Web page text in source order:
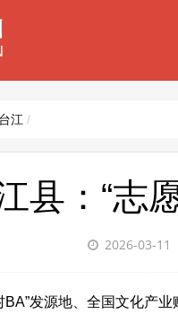
台江 /
县：“志
2026-03-11
发源地、全国文化产业